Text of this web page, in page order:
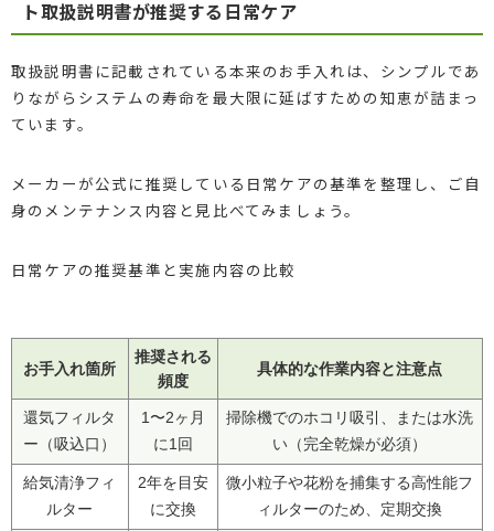
ト取扱説明書が推奨する日常ケア
取扱説明書に記載されている本来のお手入れは、シンプルであ
りながらシステムの寿命を最大限に延ばすための知恵が詰まっ
ています。
メーカーが公式に推奨している日常ケアの基準を整理し、ご自
身のメンテナンス内容と見比べてみましょう。
日常ケアの推奨基準と実施内容の比較
お手入れ箇所
推奨される
頻度
具体的な作業内容と注意点
還気フィルタ
ー（吸込口）
1〜2ヶ月
に1回
掃除機でのホコリ吸引、または水洗
い（完全乾燥が必須）
給気清浄フィ
ルター
2年を目安
に交換
微小粒子や花粉を捕集する高性能フ
ィルターのため、定期交換